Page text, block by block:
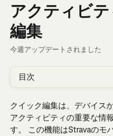
アクティビ
編集
今週アップデートされました
目次
クイック編集は、デバイス
アクティビティの重要な情
す。 この機能はStravaのモ